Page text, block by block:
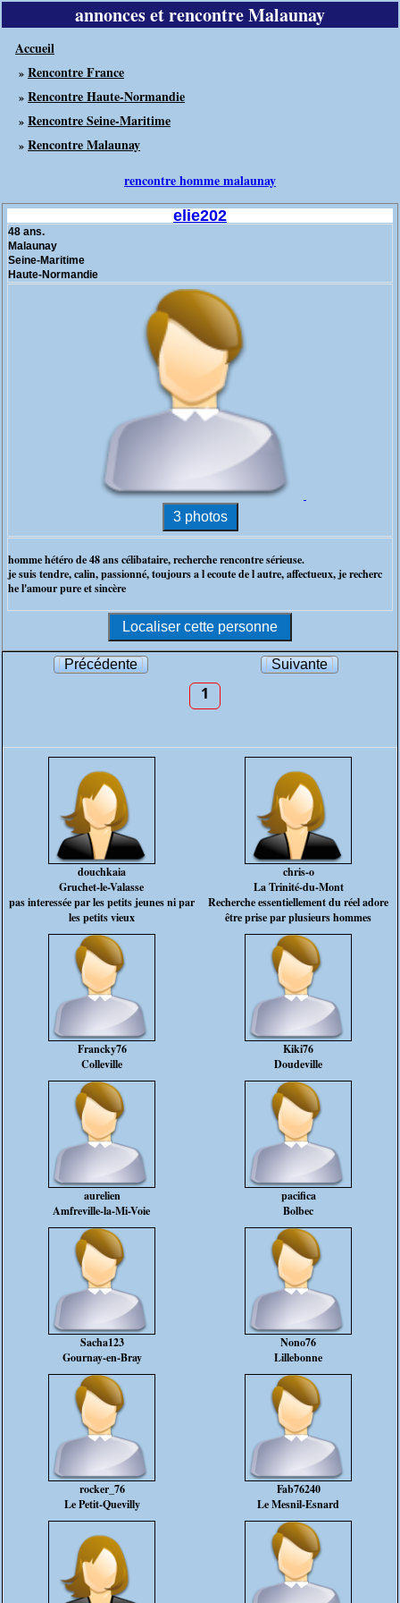
annonces et rencontre Malaunay
Accueil
» Rencontre France
» Rencontre Haute-Normandie
» Rencontre Seine-Maritime
» Rencontre Malaunay
rencontre homme malaunay
elie202
48 ans.
Malaunay
Seine-Maritime
Haute-Normandie
homme hétéro de 48 ans célibataire, recherche rencontre sérieuse.
je suis tendre, calin, passionné, toujours a l ecoute de l autre, affectueux, je recherc
he l'amour pure et sincère
Précédente Suivante
1
douchkaia
Gruchet-le-Valasse
pas interessée par les petits jeunes ni par
les petits vieux
chris-o
La Trinité-du-Mont
Recherche essentiellement du réel adore
être prise par plusieurs hommes
Francky76
Colleville
Kiki76
Doudeville
aurelien
Amfreville-la-Mi-Voie
pacifica
Bolbec
Sacha123
Gournay-en-Bray
Nono76
Lillebonne
rocker_76
Le Petit-Quevilly
Fab76240
Le Mesnil-Esnard